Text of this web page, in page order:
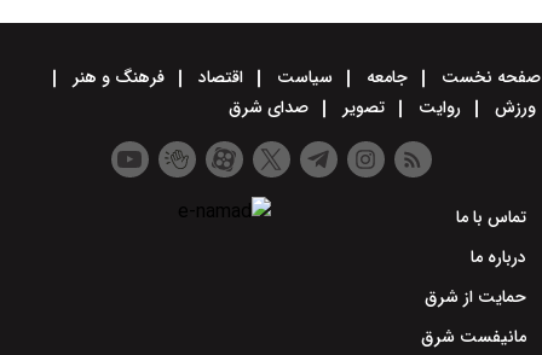
صفحه نخست جامعه سیاست اقتصاد
فرهنگ و هنر
ورزش
روایت تصویر صدای شرق
تماس با ما
درباره ما
حمایت از شرق
مانیفست شرق